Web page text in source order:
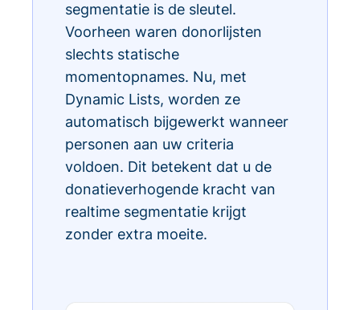
segmentatie is de sleutel.
Voorheen waren donorlijsten
slechts statische
momentopnames. Nu, met
Dynamic Lists, worden ze
automatisch bijgewerkt wanneer
personen aan uw criteria
voldoen. Dit betekent dat u de
donatieverhogende kracht van
realtime segmentatie krijgt
zonder extra moeite.